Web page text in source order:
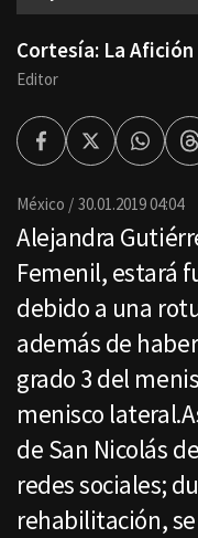
Cortesía: La Afición
Editor
FacebookTwitter
México 30.01.2019 04:04
Alejandra
Femenil, estará
debido a una
además de
grado 3 del
menisco
de San Nicolás
redes sociales;
rehabilitación,